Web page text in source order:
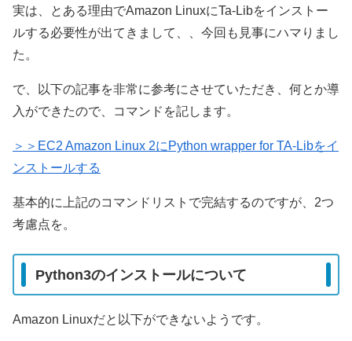
実は、とある理由でAmazon LinuxにTa-Libをインストー
ルする必要性が出てきまして、、今回も見事にハマりまし
た。
で、以下の記事を非常に参考にさせていただき、何とか導
入ができたので、コマンドを記します。
＞＞EC2 Amazon Linux 2にPython wrapper for TA-Libをイ
ンストールする
基本的に上記のコマンドリストで完結するのですが、2つ
考慮点を。
Python3のインストールについて
Amazon Linuxだと以下ができないようです。